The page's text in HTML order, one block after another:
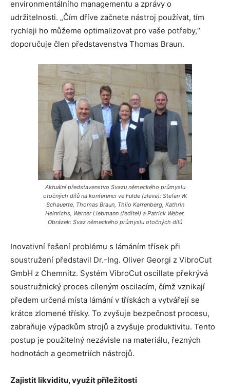
environmentálního managementu a zprávy o
udržitelnosti. „Čím dříve začnete nástroj používat, tím
rychleji ho můžeme optimalizovat pro vaše potřeby,“
doporučuje člen představenstva Thomas Braun.
Aktuální představenstvo Svazu německého průmyslu
otočných dílů na konferenci ve Fulde (zleva): Stefan W.
Schauerte, Thomas Braun, Thilo Karrenberg, Kathrin
Heinrichs, Werner Liebmann (ředitel) a Patrick Weber.
Obrázek: Svaz německého průmyslu otočných dílů
Inovativní řešení problému s lámáním třísek při
soustružení představil Dr.-Ing. Oliver Georgi z VibroCut
GmbH z Chemnitz. Systém VibroCut oscillate překrývá
soustružnický proces cíleným oscilacím, čímž vznikají
předem určená místa lámání v třískách a vytvářejí se
krátce zlomené třísky. To zvyšuje bezpečnost procesu,
zabraňuje výpadkům strojů a zvyšuje produktivitu. Tento
postup je použitelný nezávisle na materiálu, řezných
hodnotách a geometriích nástrojů.
Zajistit likviditu, využít příležitosti